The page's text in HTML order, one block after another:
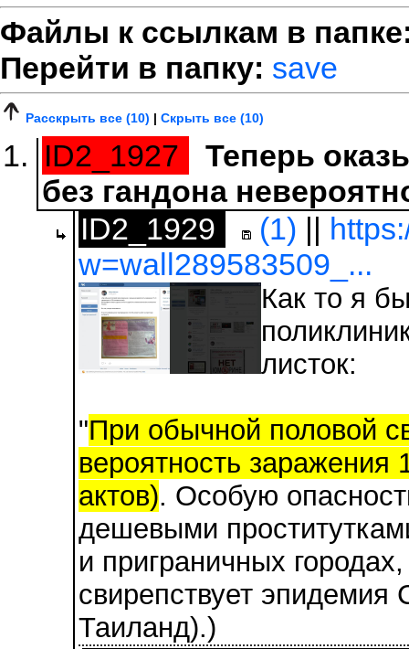
Файлы к ссылкам в
Перейти в папку: save
Расскрыть все (10) | Скрыть все (10)
ID2_1927
Теперь
без гандона
ID2_1929
(1) ||
w=wall289583509_...
Как то я
листок:
"При обычной половой
вероятность
актов). Особую
дешевыми
и приграничных
свирепствует
Таиланд).)